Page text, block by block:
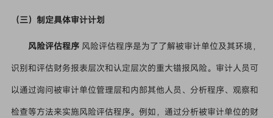
（三）制定具体审计计划
风险评估程序风险评估程序是为了了解被审计单位及其环境，
识别和评估财务报表层次和认定层次的重大错报风险。审计人员可
以通过询问被审计单位管理层和内部其他人员、分析程序、观察和
检查等方法来实施风险评估程序。例如，通过分析被审计单位的财